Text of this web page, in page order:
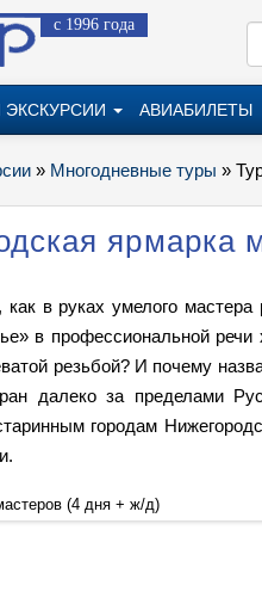
с 1996 года
ЭКСКУРСИИ АВИАБИЛЕТЫ
» Многодневные туры »
ярмарка
в руках умелого
в профессиональной
резьбой? И почему
далеко за пределами
городам
(4 дня + ж/д)